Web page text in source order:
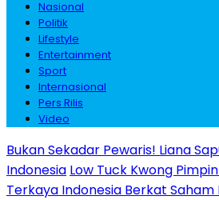
Nasional
Politik
Lifestyle
Entertainment
Sport
Internasional
Pers Rilis
Video
Bukan Sekadar Pewaris! Liana
Indonesia Low Tuck Kwong
Terkaya Indonesia Berkat Saham